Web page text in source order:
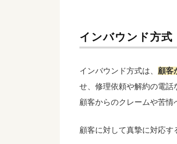
インバウンド方式
インバウンド方式は、 顧客
せ、修理依頼や解約の電話
顧客からのクレームや苦情
顧客に対して真摯に対応す